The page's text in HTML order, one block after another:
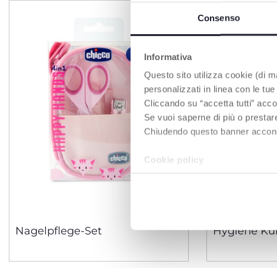
Consenso
Informativa
Questo sito utilizza cookie (di
personalizzati in linea con le
Cliccando su “accetta tutti”
Se vuoi saperne di più o
Chiudendo questo banner
Cookie policy
Nagelpflege-Set Hygiene